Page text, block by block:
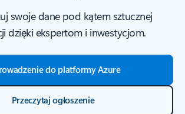
swoje dane pod kątem sztucznej
dzięki ekspertom i inwestycjom.
do platformy Azure
Przeczytaj ogłoszenie